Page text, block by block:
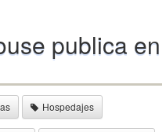
publica en
Hospedajes